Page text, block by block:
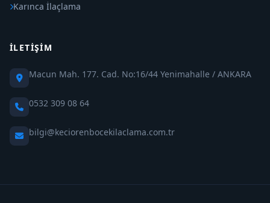
Karınca İlaçlama
İLETIŞIM
Macun Mah. 177. Cad. No:16/44 Yenimahalle / ANKARA
0532 309 08 64
bilgi@keciorenbocekilaclama.com.tr